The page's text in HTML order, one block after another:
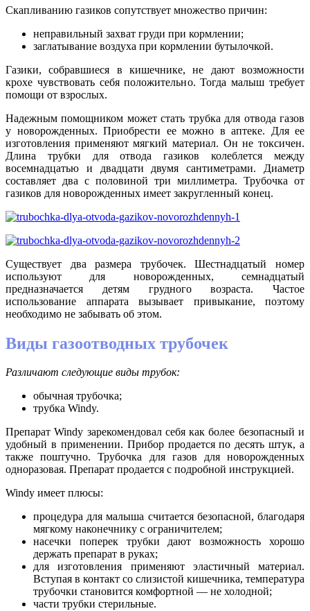
Скапливанию газиков сопутствует множество причин:
неправильный захват груди при кормлении;
заглатывание воздуха при кормлении бутылочкой.
Газики, собравшиеся в кишечнике, не дают возможности
крохе чувствовать себя положительно. Тогда малыш требует
помощи от взрослых.
Надежным помощником может стать трубка для отвода газов
у новорожденных. Приобрести ее можно в аптеке. Для ее
изготовления применяют мягкий материал. Он не токсичен.
Длина трубки для отвода газиков колеблется между
восемнадцатью и двадцати двумя сантиметрами. Диаметр
составляет два с половиной три миллиметра. Трубочка от
газиков для новорожденных имеет закругленный конец.
Существует два размера трубочек. Шестнадцатый номер
используют для новорожденных, семнадцатый
предназначается детям грудного возраста. Частое
использование аппарата вызывает привыкание, поэтому
необходимо не забывать об этом.
Виды газоотводных трубочек
Различают следующие виды трубок:
обычная трубочка;
трубка Windy.
Препарат Windy зарекомендовал себя как более безопасный и
удобный в применении. Прибор продается по десять штук, а
также поштучно. Трубочка для газов для новорожденных
одноразовая. Препарат продается с подробной инструкцией.
Windy имеет плюсы:
процедура для малыша считается безопасной, благодаря
мягкому наконечнику с ограничителем;
насечки поперек трубки дают возможность хорошо
держать препарат в руках;
для изготовления применяют эластичный материал.
Вступая в контакт со слизистой кишечника, температура
трубочки становится комфортной — не холодной;
части трубки стерильные.